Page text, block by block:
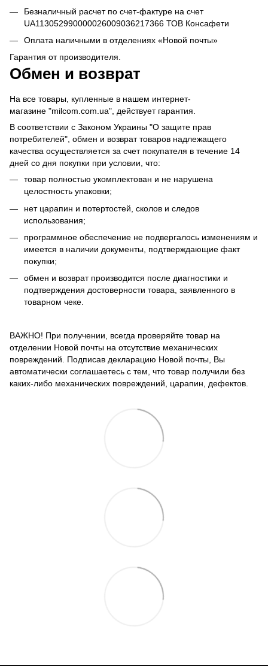
Безналичный расчет по счет-фактуре на счет
UA113052990000026009036217366 ТОВ Консафети
Оплата наличными в отделениях «Новой почты»
Гарантия от производителя.
Обмен и возврат
На все товары, купленные в нашем интернет-
магазине "milcom.com.ua", действует гарантия.
В соответствии с Законом Украины "О защите прав
потребителей", обмен и возврат товаров надлежащего
качества осуществляется за счет покупателя в течение 14
дней со дня покупки при условии, что:
товар полностью укомплектован и не нарушена
целостность упаковки;
нет царапин и потертостей, сколов и следов
использования;
программное обеспечение не подвергалось изменениям и
имеется в наличии документы, подтверждающие факт
покупки;
обмен и возврат производится после диагностики и
подтверждения достоверности товара, заявленного в
товарном чеке.
ВАЖНО! При получении, всегда проверяйте товар на
отделении Новой почты на отсутствие механических
повреждений. Подписав декларацию Новой почты, Вы
автоматически соглашаетесь с тем, что товар получили без
каких-либо механических повреждений, царапин, дефектов.